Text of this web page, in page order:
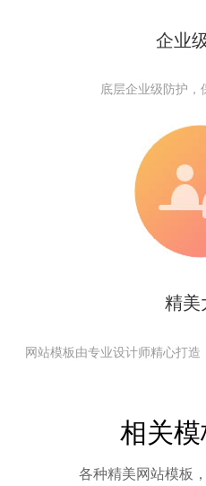
企业
底层企业级防护，
精美
网站模板由专业设计师精心打
相关
各种精美网站模板